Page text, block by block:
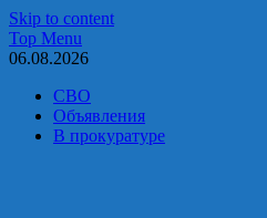
Skip to content
Top Menu
06.08.2026
СВО
Объявления
В прокуратуре